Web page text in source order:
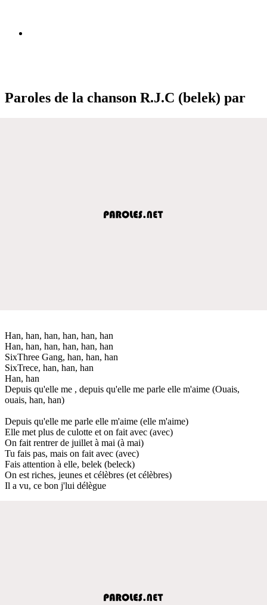
Paroles de la chanson R.J.C (belek) par
Han, han, han, han, han, han
Han, han, han, han, han, han
SixThree Gang, han, han, han
SixTrece, han, han, han
Han, han
Depuis qu'elle me , depuis qu'elle me parle elle m'aime (Ouais,
ouais, han, han)
Depuis qu'elle me parle elle m'aime (elle m'aime)
Elle met plus de culotte et on fait avec (avec)
On fait rentrer de juillet à mai (à mai)
Tu fais pas, mais on fait avec (avec)
Fais attention à elle, belek (beleck)
On est riches, jeunes et célèbres (et célèbres)
Il a vu, ce bon j'lui délègue